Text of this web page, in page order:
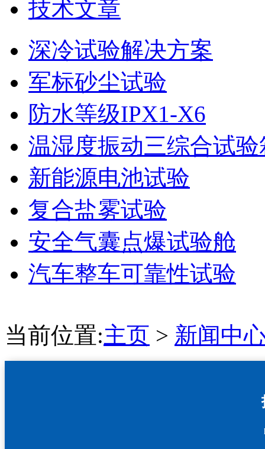
技术文章
深冷试验解决方案
军标砂尘试验
防水等级IPX1-X6
温湿度振动三综合试验
新能源电池试验
复合盐雾试验
安全气囊点爆试验舱
汽车整车可靠性试验
当前位置:主页 > 新闻中